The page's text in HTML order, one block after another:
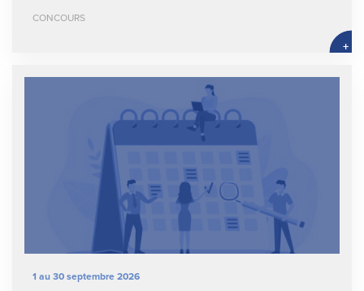
CONCOURS
+
1 au 30 septembre 2026